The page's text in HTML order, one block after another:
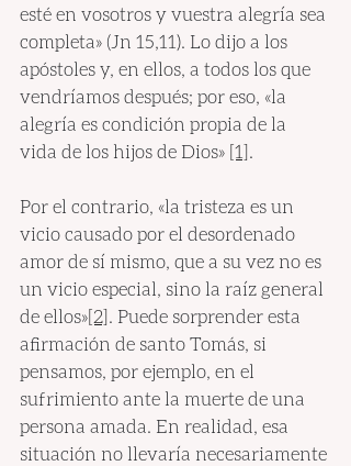
esté en vosotros y vuestra alegría sea
completa» (Jn 15,11). Lo dijo a los
apóstoles y, en ellos, a todos los que
vendríamos después; por eso, «la
alegría es condición propia de la
vida de los hijos de Dios» [1].
Por el contrario, «la tristeza es un
vicio causado por el desordenado
amor de sí mismo, que a su vez no es
un vicio especial, sino la raíz general
de ellos»[2]. Puede sorprender esta
afirmación de santo Tomás, si
pensamos, por ejemplo, en el
sufrimiento ante la muerte de una
persona amada. En realidad, esa
situación no llevaría necesariamente